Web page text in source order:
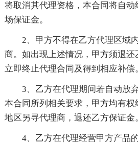
将取消其代理资格，本合同将自
场保证金。
2、甲方不得在乙方代理区域
商。如出现上述情况，甲方须退还
立即终止代理合同及得到相应补偿
3、乙方在代理期间若自动放
本合同所列相关要求，甲方均有
地区另寻代理商，退还乙方保证金
4、乙方在代理经营甲方产品